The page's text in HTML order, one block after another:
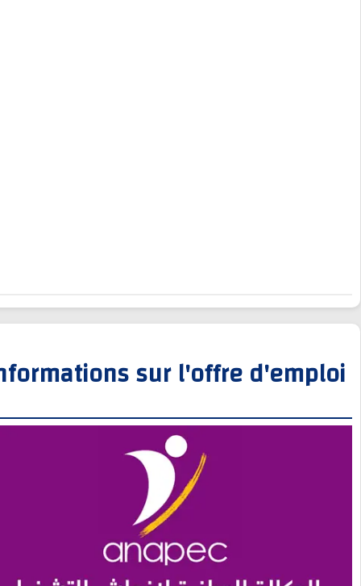
Informations sur l'offre